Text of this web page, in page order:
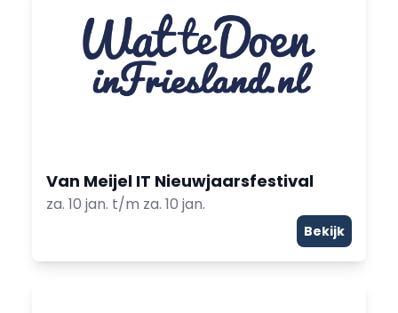
Van Meijel IT Nieuwjaarsfestival
za. 10 jan. t/m za. 10 jan.
Bekijk